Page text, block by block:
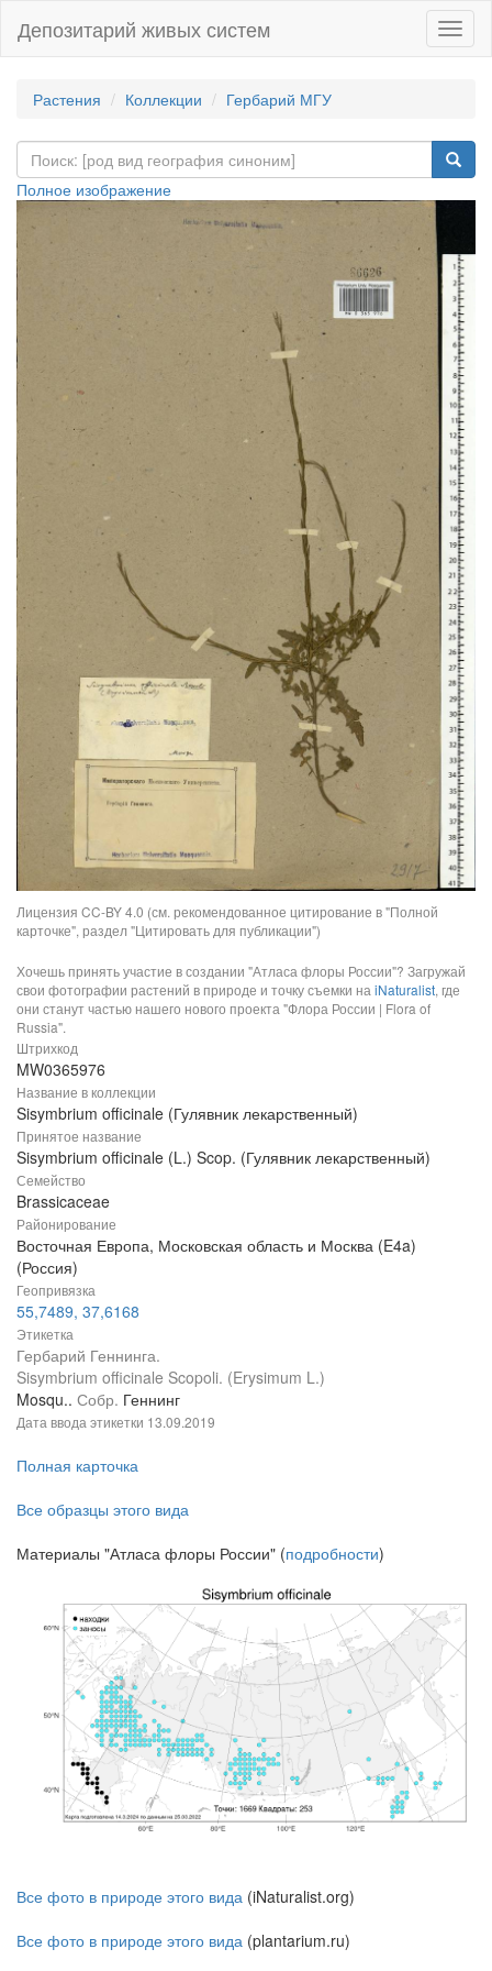
Депозитарий живых систем
Растения Коллекции Гербарий МГУ
Полное изображение
Лицензия CC-BY 4.0 (см. рекомендованное цитирование в "Полной
карточке", раздел "Цитировать для публикации")
Хочешь принять участие в создании "Атласа флоры России"? Загружай
свои фотографии растений в природе и точку съемки на iNaturalist, где
они станут частью нашего нового проекта "Флора России | Flora of
Russia".
Штрихкод
MW0365976
Название в коллекции
Sisymbrium officinale (Гулявник лекарственный)
Принятое название
Sisymbrium officinale (L.) Scop. (Гулявник лекарственный)
Семейство
Brassicaceae
Районирование
Восточная Европа, Московская область и Москва (E4a)
(Россия)
Геопривязка
55,7489, 37,6168
Этикетка
Гербарий Геннинга.
Sisymbrium officinale Scopoli. (Erysimum L.)
Mosqu.. Собр. Геннинг
Дата ввода этикетки 13.09.2019
Полная карточка
Все образцы этого вида
Материалы "Атласа флоры России" (подробности)
Все фото в природе этого вида (iNaturalist.org)
Все фото в природе этого вида (plantarium.ru)